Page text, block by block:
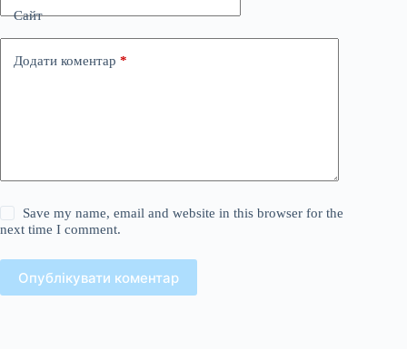
Сайт
Додати коментар *
Save my name, email and website in this browser for the
next time I comment.
Опублікувати коментар